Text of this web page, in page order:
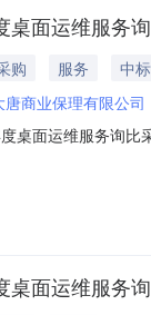
面运维服务
购 服务
中
唐商业保理有限公司
桌面运维服务询
唐商业保理有限
桌面运维服务